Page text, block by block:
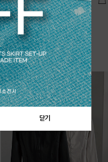
블룸 하이넥 니트집업
Sold Out
free(44~66)
★★★★★4.9
닫기